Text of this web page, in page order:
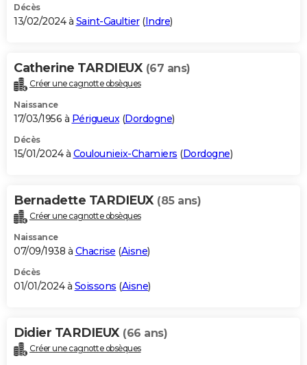
Décès
13/02/2024 à Saint-Gaultier(Indre)
Catherine TARDIEUX (67 ans)
Créer une cagnotte obsèques
Naissance
17/03/1956 à Périgueux(Dordogne)
Décès
15/01/2024 à Coulounieix-Chamiers (Dordogne)
Bernadette TARDIEUX (85 ans)
Créer une cagnotte obsèques
Naissance
07/09/1938 à Chacrise (Aisne)
Décès
01/01/2024 à Soissons (Aisne)
Didier TARDIEUX (66 ans)
Créer une cagnotte obsèques